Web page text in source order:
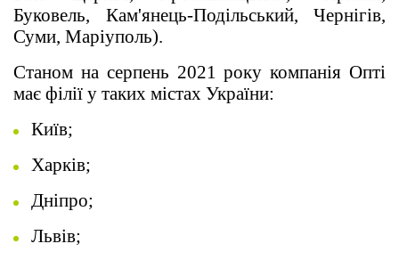
Буковель, Кам'янець-Подільський, Чернігів,
Суми, Маріуполь).
Станом на серпень 2021 року компанія Опті
має філії у таких містах України:
Київ;
Харків;
Дніпро;
Львів;